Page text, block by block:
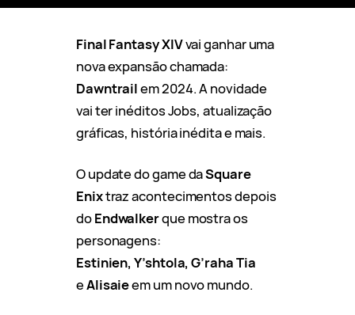
Final Fantasy XIVvai ganhar uma
nova expansão chamada:
Dawntrailem 2024. A novidade
vai ter inéditos Jobs, atualização
gráficas, história inédita e mais.
O update do game daSquare
Enixtraz acontecimentos depois
doEndwalkerque mostra os
personagens:
Estinien, Y’shtola, G’raha Tia
eAlisaieem um novo mundo.